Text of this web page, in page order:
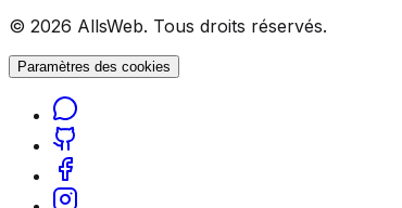
© 2026 AllsWeb. Tous droits réservés.
Paramètres des cookies